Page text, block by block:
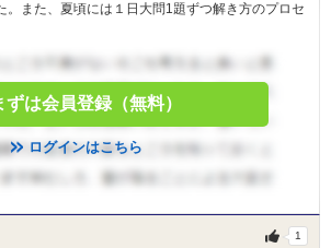
。また、夏頃には１日大問1題ずつ解き方のプロセ
ずは会員登録（無料）
ログインはこちら
1